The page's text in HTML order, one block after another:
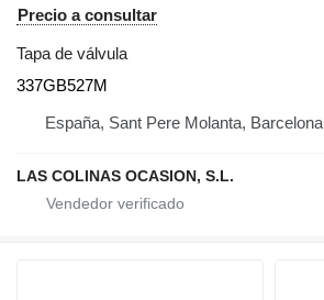
Precio a consultar
Tapa de válvula
337GB527M
España, Sant Pere Molanta, Barcelona
LAS COLINAS OCASION, S.L.